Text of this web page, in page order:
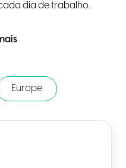
dia de trabalho.
Europe